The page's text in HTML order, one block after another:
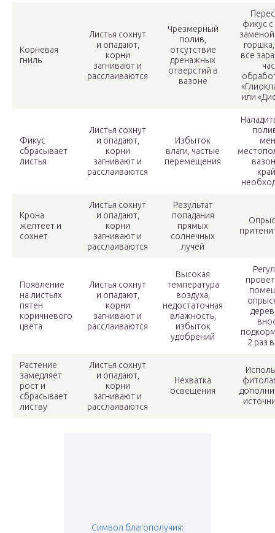
Корневая
гниль
Листья сохнут
и опадают,
корни
загнивают и
расслаиваются
Чрезмерный
полив,
отсутствие
дренажных
отверстий в
вазоне
фикус
все
или
Фикус
сбрасывает
листья
Листья сохнут
и опадают,
корни
загнивают и
расслаиваются
Избыток
влаги, частые
перемещения
Крона
желтеет и
сохнет
Листья сохнут
и опадают,
корни
загнивают и
расслаиваются
Результат
попадания
прямых
солнечных
лучей
Появление
на листьях
пятен
коричневого
цвета
Листья сохнут
и опадают,
корни
загнивают и
расслаиваются
Высокая
температура
воздуха,
недостаточная
влажность,
избыток
удобрений
2 раз
Растение
замедляет
рост и
сбрасывает
листву
Листья сохнут
и опадают,
корни
загнивают и
расслаиваются
Нехватка
освещения
Символ благополучия: